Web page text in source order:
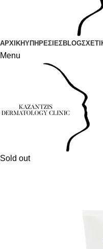
ΑΡΧΙΚΗΥΠΗΡΕΣΙΕΣBLOG
Menu
Sold out